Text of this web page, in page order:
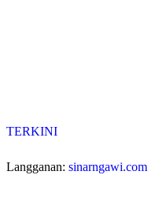
TERKINI
Langganan: sinarngawi.com